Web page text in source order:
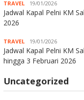
TRAVEL 19/01/2026
Jadwal Kapal Pelni KM
2026
TRAVEL 19/01/2026
Jadwal Kapal Pelni KM
hingga 3 Februari 2026
Uncategorized